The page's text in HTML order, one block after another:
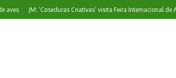
JM: ‘Coseduras Criativas’ visita Feira Internacional de